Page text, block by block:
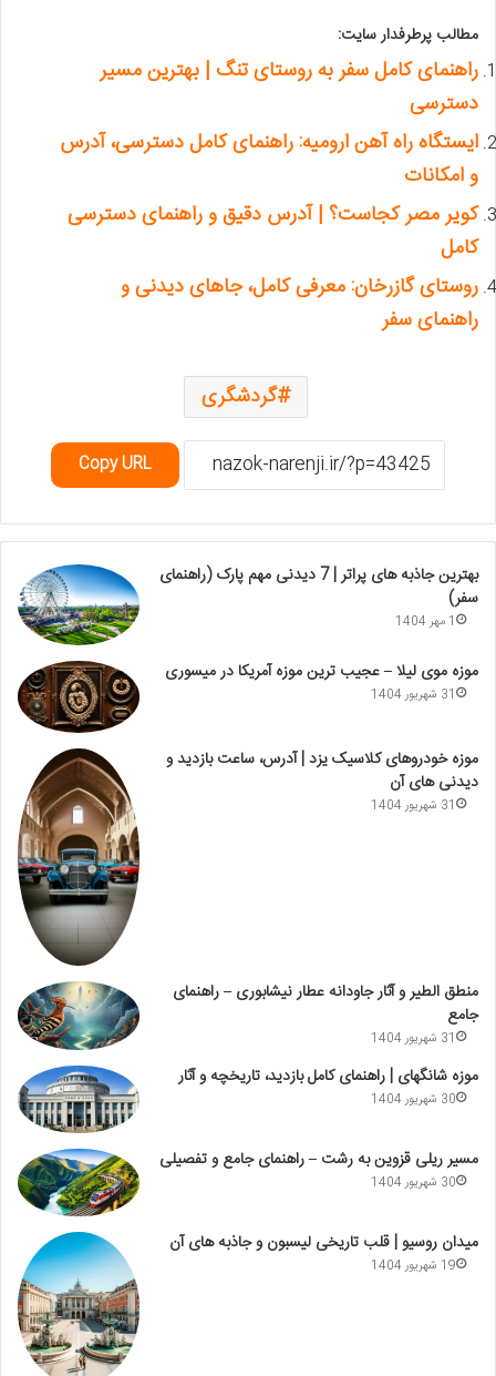
مطالب پرطرفدار سایت:
راهنمای کامل سفر به روستای تنگ | بهترین مسیر
دسترسی
ایستگاه راه آهن ارومیه: راهنمای کامل دسترسی، آدرس
و امکانات
کویر مصر کجاست؟ | آدرس دقیق و راهنمای دسترسی
کامل
روستای گازرخان: معرفی کامل، جاهای دیدنی و
راهنمای سفر
گردشگری
Copy URL
بهترین جاذبه های پراتر | 7 دیدنی مهم پارک (راهنمای
سفر)
1 مهر 1404
موزه موی لیلا – عجیب ترین موزه آمریکا در میسوری
31 شهریور 1404
موزه خودروهای کلاسیک یزد | آدرس، ساعت بازدید و
دیدنی های آن
31 شهریور 1404
منطق الطیر و آثار جاودانه عطار نیشابوری – راهنمای
جامع
31 شهریور 1404
موزه شانگهای | راهنمای کامل بازدید، تاریخچه و آثار
30 شهریور 1404
مسیر ریلی قزوین به رشت – راهنمای جامع و تفصیلی
30 شهریور 1404
میدان روسیو | قلب تاریخی لیسبون و جاذبه های آن
19 شهریور 1404